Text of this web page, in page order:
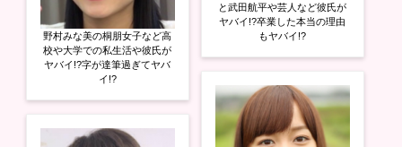
野村みな美の桐朋女子など高
校や大学での私生活や彼氏が
ヤバイ!?字が達筆過ぎてヤバ
イ!?
と武田航平や芸人など彼氏が
ヤバイ!?卒業した本当の理由
もヤバイ!?